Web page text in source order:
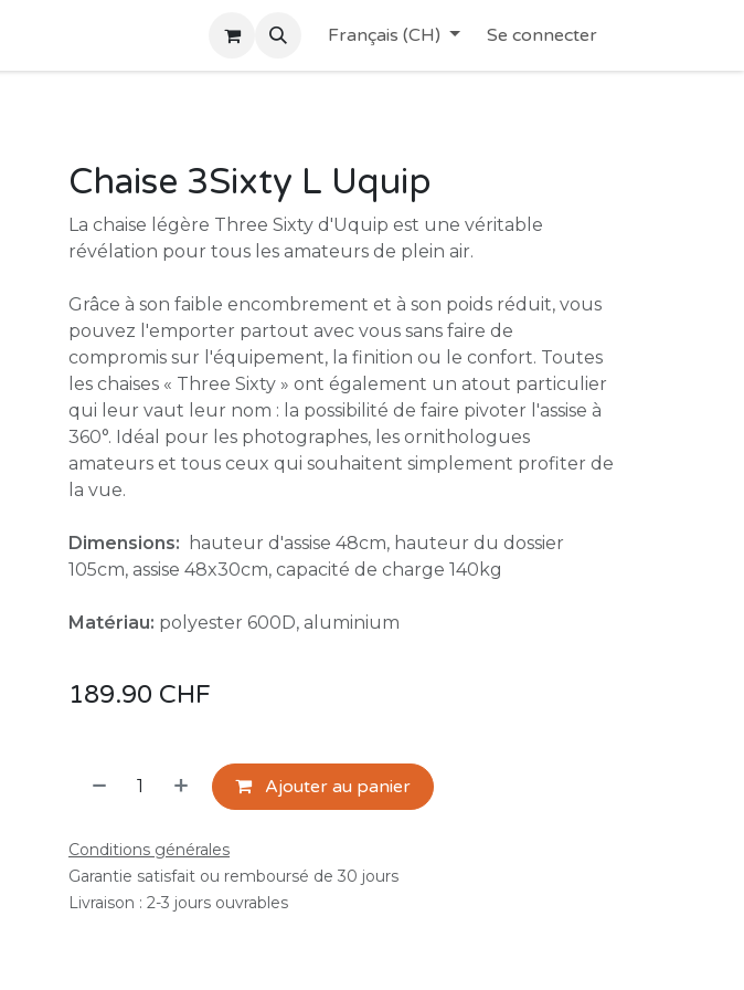
Français (CH) Se connecter
Chaise 3Sixty L Uquip
La chaise légère Three Sixty d'Uquip est une véritable
révélation pour tous les amateurs de plein air.
Grâce à son faible encombrement et à son poids réduit, vous
pouvez l'emporter partout avec vous sans faire de
compromis sur l'équipement, la finition ou le confort. Toutes
les chaises « Three Sixty » ont également un atout particulier
qui leur vaut leur nom : la possibilité de faire pivoter l'assise à
360°. Idéal pour les photographes, les ornithologues
amateurs et tous ceux qui souhaitent simplement profiter de
la vue.
Dimensions: hauteur d'assise 48cm, hauteur du dossier
105cm, assise 48x30cm, capacité de charge 140kg
Matériau: polyester 600D, aluminium
189.90 CHF
Ajouter au panier
Conditions générales
Garantie satisfait ou remboursé de 30 jours
Livraison : 2-3 jours ouvrables